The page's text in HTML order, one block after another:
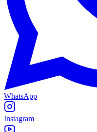
WhatsApp
Instagram